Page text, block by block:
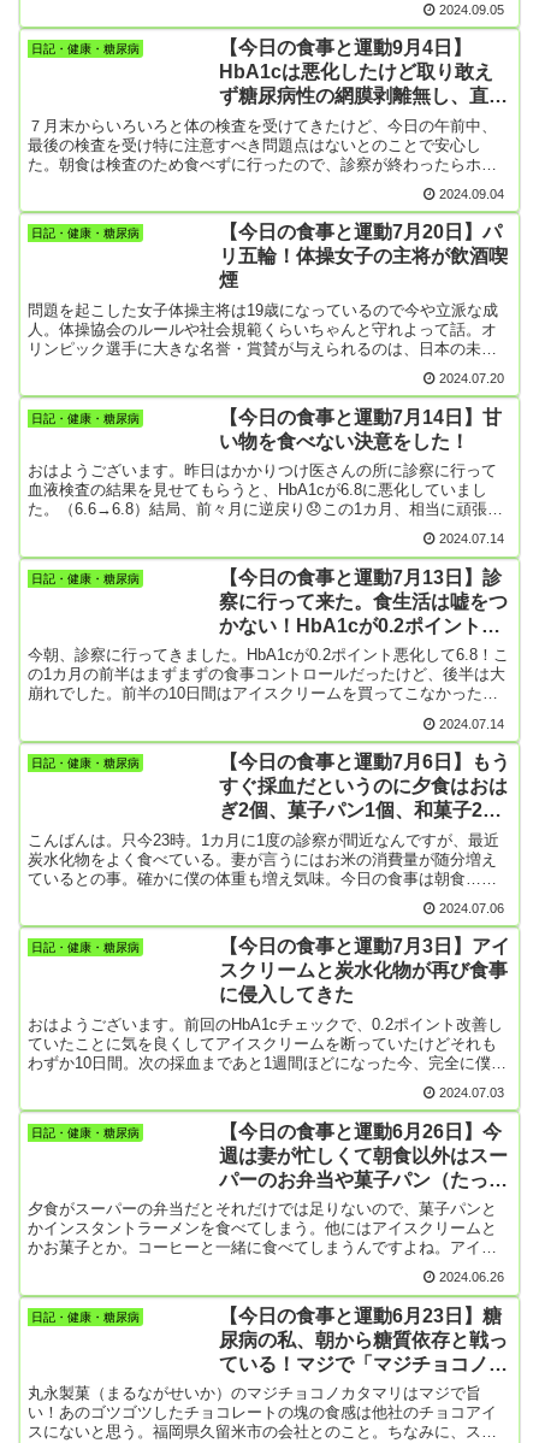
で医師がそう言ってました。食べる順番にも気を使っていて、必ず
と言っていいほど野菜から食べています。まあ、一方で昨日みたい
に菓子パンやケーキ類、インスタント焼きそばだけ食べていたんで
は元も子もないけど。糖尿病薬はあと10日分ほど。ちゃんと数えて
いないけど。これだけの日数で滅茶苦茶な食生活をカバーできるか
な。アイスクリームを食べる回数だけは減ったけど。【昼食】抜き
【夕食】・ナスの田楽・サバ缶の料理…料理名はわからんけどとっ
ても美味しい。・チーズとジャガイモのグラタン【今日の運動】.散
歩 9153歩これから久しぶりに稽古に出かけようかと思っている。
肩も膝もポンコツなんで、どうなるわからんけど。膝は関節炎で、
剣道みたいな激しい運動はしない方が良いのか、ちょっとは運動し
た方が良いのかようわかりません。今日はからりと晴れた天候のせ
いか、いつもより膝の感じ...
2024.09.05
日記・健康・糖尿病
【今日の食事と運動9月4日】
HbA1cは悪化したけど取り敢え
ず糖尿病性の網膜剥離無し、直腸
がん精検も異常なし、肝臓も異常
なし
７月末からいろいろと体の検査を受けてきたけど、今日の午前中、
最後の検査を受け特に注意すべき問題点はないとのことで安心し
た。朝食は検査のため食べずに行ったので、診察が終わったらホッ
ということで安心しきっていたので、帰りにスーパーによって、甘
いものばっかり買ってきた。ホイップジャムパンとか、なんちゃら
ケーキとか、モンブランケーキとか。あとさすがに甘いものばっか
りなので、4個入りコロッケも買った。これを妻と朝食・昼食兼用で
食べた。夕方になるとやっぱりお腹がすいてきたので、今度はペヤ
ングの超大盛りを1個買って来て妻と一緒に食べた。あと菓子パンも
吹雪饅頭も食べた。この食事ってどうよ(-_-;) 甘いものと炭水化物
ばっかり。癌検診の精研や肝臓はセーフだったけど、今月もこのま
までは糖尿病データは大悪化だな。生活改善できるだろうか。【今
日の運動】・散歩 9603歩こんな運動では菓子パン1個のカロリーさ
え消費できないよ😥
2024.09.04
日記・健康・糖尿病
【今日の食事と運動7月20日】パ
リ五輪！体操女子の主将が飲酒喫
煙
問題を起こした女子体操主将は19歳になっているので今や立派な成
人。体操協会のルールや社会規範くらいちゃんと守れよって話。オ
リンピック選手に大きな名誉・賞賛が与えられるのは、日本の未来
「酒」「たばこ」をやっていたというのだから弁解の余地なし。
「酒・たばこは非行の始まり」っていうポスター、ありましたよ
ね。記者会見では体操協会のえらいさん達が、「プレッシャーがあ
ったからだと思う」、「初めて吸ったらしい」、「本人の言うこと
を信じる」みたいなことを言ってたようですけど、「愚か者！」と
彼らに言ってやりたい。そんなことだからこれまで指導もできずに
ここに至ってしまい、最悪の結果をよんでしまったのだと私は思
う。「プレッシャーがあったら、誰でも酒・たばこをやるの？」、
「生まれて初めてタバコを吸ったらそこをたまたま目撃されてしま
ったの？」、「酒も初めて飲んだところを偶然見つかったの？」っ
て話。記者会見を見た多くの国民は、彼らの言うことを果たして信
用できたのでしょうか。僕はニュースを見聞きして、体操協会の指
導体制、その矜持に「？」を少し持ってしまいまし...
2024.07.20
日記・健康・糖尿病
【今日の食事と運動7月14日】甘
い物を食べない決意をした！
おはようございます。昨日はかかりつけ医さんの所に診察に行って
血液検査の結果を見せてもらうと、HbA1cが6.8に悪化していまし
た。（6.6→6.8）結局、前々月に逆戻り😞この1カ月、相当に頑張っ
て歩いていたのに。まあ、この散歩が無ければ7.0オーバーは間違い
なしだったでしょうけど。正直言うともう散歩に疲れました。
HbA1cを改善するためだけに雨の中を傘さして歩いたり、夜10時を
過ぎてから散歩に出たりしていたけどもう嫌！！！！そうなら、甘
い物、炭水化物を食べるのを減らすしかない。なのに・・・なのに
昨日は1カ月ぶりの診察が終わったことを言い訳に菓子パンとか爆食
い！でも次回の診察に向けてアイスクリームやお菓子類を減らす決
意をしたんです。なので、昨日はお菓子もアイスクリームも買いだ
めせず。家にお菓子が無いのはなんだか寂しいけど、今度の1カ月は
食べる量を減らしてHbA1cを下げたいと思っています。何とか実践
して、雨の日とか散歩に出なくていいようにしたい！【朝食】・ケ
ーキ１個（昨日の娘からの贈り物）・牛乳【昼食】抜き【今日の運
動】・散歩 0歩昨夜、久しぶりに腕立て伏せをしたんだけど、今日
2024.07.14
日記・健康・糖尿病
【今日の食事と運動7月13日】診
察に行って来た。食生活は嘘をつ
かない！HbA1cが0.2ポイント悪
化！
今朝、診察に行ってきました。HbA1cが0.2ポイント悪化して6.8！こ
の1カ月の前半はまずまずの食事コントロールだったけど、後半は大
崩れでした。前半の10日間はアイスクリームを買ってこなかったけ
食べてしまうので一体何個のアイスクリームが胃袋に入っていった
ことか😞それに妻のせいにするわけではないですが、妻の体調が悪
くて食事を作れない日が多かったな。そんな日は僕がスーパーに買
い出しに行き買ってくる物といえば、菓子パン、ケーキ類、小豆餡
の和菓子類、インスタントラーメン。妻が何とか作ってくれる時が
あったけど、うどんとか焼きめしとかスパゲティとかの炭水化物が
多かったな。散歩は頑張って良く歩いたけど（毎日8千歩から1万
歩）、食事コントロールには及びません。やっぱり、食べた分は
HbA1cに正直に反映されていました。体はよく動かしたので、
HbA1cは現状維持の6.6かもと期待をしているところもあったんだけ
ど。【今日の朝食】・菓子パン2個と牛乳・ケーキ1個（娘が東京か
ら送ってきてくれた。なんでも評判の店らしい。確かに美味しかっ
2024.07.14
日記・健康・糖尿病
【今日の食事と運動7月6日】もう
すぐ採血だというのに夕食はおは
ぎ2個、菓子パン1個、和菓子2
個、アイスクリーム1個
こんばんは。只今23時。1カ月に1度の診察が間近なんですが、最近
炭水化物をよく食べている。妻が言うにはお米の消費量が随分増え
ているとの事。確かに僕の体重も増え気味。今日の食事は朝食…煮
菓子2個、アイスクリーム1個そうなんです。奥さんが体調崩して朝
から食事を作れなかったんです。まあ、夜になって何とかプリンと
かゼリーを食べられるようになったけど。僕もなんだか元気が出な
くて散歩もやる気が起こらなかったけど、甘いものばっかり食べて
運動もしなかったら血糖値が爆上げになってしまう。なので頑張っ
て8635歩まで歩いてきました。明日は東京都知事選の投開票。政治
家にはあまり興味はないけど、今度の開票結果には関心を持ってい
る。現職の小池百合子氏（71）の意欲・元気には感心させられると
いうか、驚きの方が大きい。もう、後進に道を譲ってもいい歳だろ
うに。前広島県安芸高田市長の石丸伸二氏（41）はどれくらいいく
んだろう。ネット（SNS）は得意らしいけど果たしてその効果は。
2024.07.06
日記・健康・糖尿病
【今日の食事と運動7月3日】アイ
スクリームと炭水化物が再び食事
に侵入してきた
おはようございます。前回のHbA1cチェックで、0.2ポイント改善し
ていたことに気を良くしてアイスクリームを断っていたけどそれも
わずか10日間。次の採血まであと1週間ほどになった今、完全に僕の
べてしまった（マジチョコノカタマリ）。1本が小さめではあるけ
ど・・・・😞それに妻の体調がまたまた不調。普段良い時があまり
なくて可哀そうなんだけど、してやれることもあまりなく
て・・・・。そんなときのメニューはうどんとか焼きそばとか、麺
類が多くなる。昨日の夕食も冷麺（大盛り）。今朝はホットケーキ1
枚半と牛乳😅炭水化物のオンパレードです。そこにきて、糖尿病の
僕は麺類、丼物が大好きときているから今回は体重が1.2㎏も増えて
いる。次回のHbA1cは悪化しているだろうな。でも、救いは「体の
活動量が増えているはず」ということ。努めて動くようにはしてい
るんです。食事の後の食器片づけとか。以前は妻に任せっきりだっ
たけど。
2024.07.03
日記・健康・糖尿病
【今日の食事と運動6月26日】今
週は妻が忙しくて朝食以外はスー
パーのお弁当や菓子パン（たっぷ
りホイップあんぱん）
夕食がスーパーの弁当だとそれだけでは足りないので、菓子パンと
かインスタントラーメンを食べてしまう。他にはアイスクリームと
かお菓子とか。コーヒーと一緒に食べてしまうんですよね。アイス
った。妻が食事を作ってくれると窮屈な年金生活でもいろいろと工
夫してくれて、食後に満足感があるんです。野菜の量も多いし。そ
れに比べてスーパーで買ってくるときは、だいたいお菓子とかイン
スタントラーメンとか焼きそばになってしまう。糖尿病の僕は常に
麺類を思いっきり食べたいと思っているし、甘いものも食べたいと
思っているので、お弁当を買うよりはどうしても菓子パンやケーキ
やインスタントラーメンになってしまうのです。値段も安いし。
【今日の運動】散歩だけは頑張ってます。10781歩
2024.06.26
日記・健康・糖尿病
【今日の食事と運動6月23日】糖
尿病の私、朝から糖質依存と戦っ
ている！マジで「マジチョコノカ
タマリ」を食べたい
丸永製菓（まるながせいか）のマジチョコノカタマリはマジで旨
い！あのゴツゴツしたチョコレートの塊の食感は他社のチョコアイ
スにないと思う。福岡県久留米市の会社とのこと。ちなみに、スー